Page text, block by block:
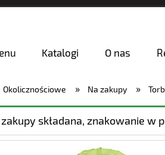
Katalogi O nas
Okolicznościowe » Na zakupy »
składana, znakowanie w